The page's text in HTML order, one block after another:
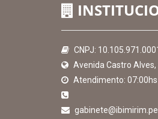
CNPJ:
Avenida Castro
Atendimento: